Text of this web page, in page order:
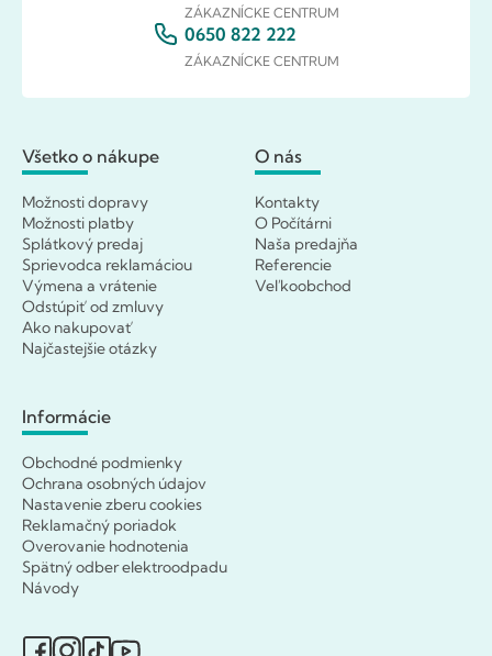
ZÁKAZNÍCKE CENTRUM
0650 822 222
ZÁKAZNÍCKE CENTRUM
Všetko o nákupe
Možnosti dopravy
Možnosti platby
Splátkový predaj
Sprievodca reklamáciou
Výmena a vrátenie
Odstúpiť od zmluvy
Ako nakupovať
Najčastejšie otázky
O nás
Kontakty
O Počítárni
Naša predajňa
Referencie
Veľkoobchod
Informácie
Obchodné podmienky
Ochrana osobných údajov
Nastavenie zberu cookies
Reklamačný poriadok
Overovanie hodnotenia
Spätný odber elektroodpadu
Návody